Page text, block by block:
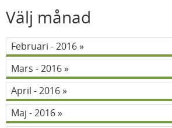
Välj månad
Februari - 2016
Mars - 2016
April - 2016
Maj - 2016